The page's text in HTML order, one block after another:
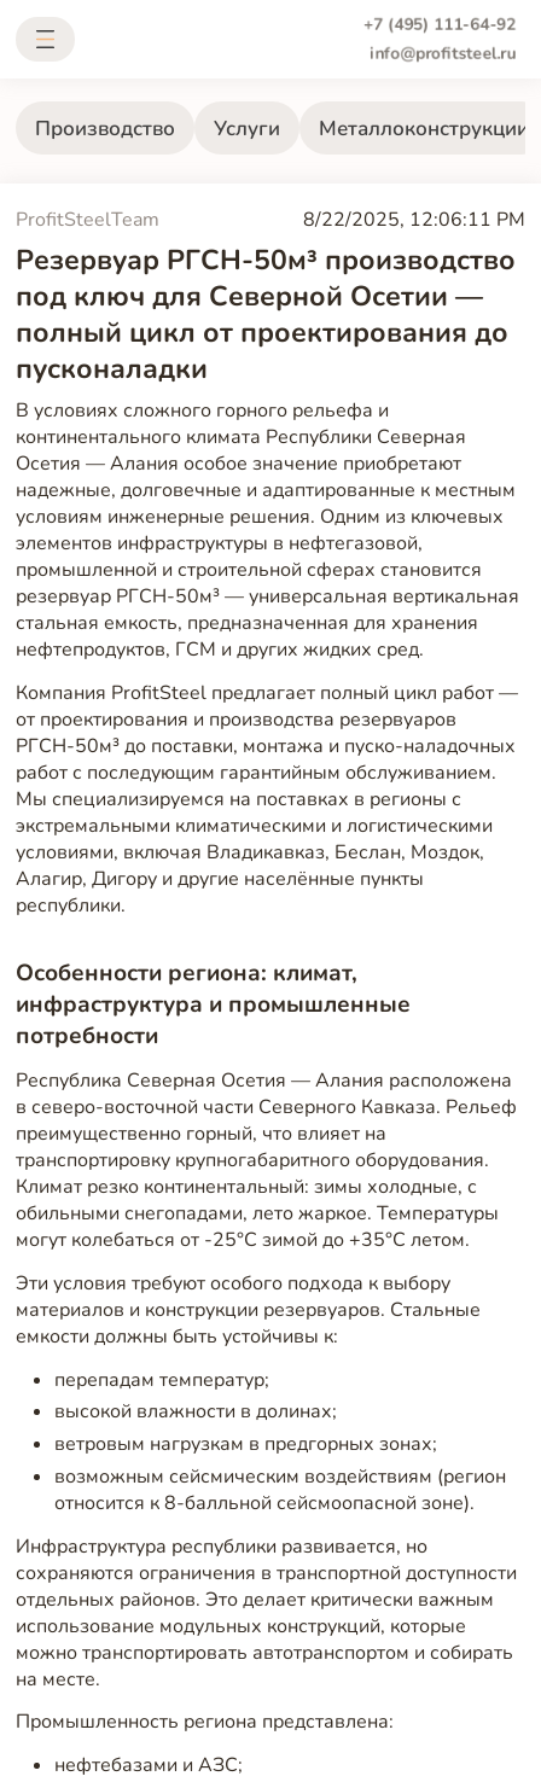
+7 (495) 111-64-92
info@profitsteel.ru
Производство Услуги Металлоконструкции
ProfitSteelTeam 8/22/2025, 12:06:11 PM
Резервуар РГСН-50м³ производство
под ключ для Северной Осетии —
полный цикл от проектирования до
пусконаладки
В условиях сложного горного рельефа и
континентального климата Республики Северная
Осетия — Алания особое значение приобретают
надежные, долговечные и адаптированные к местным
условиям инженерные решения. Одним из ключевых
элементов инфраструктуры в нефтегазовой,
промышленной и строительной сферах становится
резервуар РГСН-50м³ — универсальная вертикальная
стальная емкость, предназначенная для хранения
нефтепродуктов, ГСМ и других жидких сред.
Компания ProfitSteel предлагает полный цикл работ —
от проектирования и производства резервуаров
РГСН-50м³ до поставки, монтажа и пуско-наладочных
работ с последующим гарантийным обслуживанием.
Мы специализируемся на поставках в регионы с
экстремальными климатическими и логистическими
условиями, включая Владикавказ, Беслан, Моздок,
Алагир, Дигору и другие населённые пункты
республики.
Особенности региона: климат,
инфраструктура и промышленные
потребности
Республика Северная Осетия — Алания расположена
в северо-восточной части Северного Кавказа. Рельеф
преимущественно горный, что влияет на
транспортировку крупногабаритного оборудования.
Климат резко континентальный: зимы холодные, с
обильными снегопадами, лето жаркое. Температуры
могут колебаться от -25°C зимой до +35°C летом.
Эти условия требуют особого подхода к выбору
материалов и конструкции резервуаров. Стальные
емкости должны быть устойчивы к:
перепадам температур;
высокой влажности в долинах;
ветровым нагрузкам в предгорных зонах;
возможным сейсмическим воздействиям (регион
относится к 8-балльной сейсмоопасной зоне).
Инфраструктура республики развивается, но
сохраняются ограничения в транспортной доступности
отдельных районов. Это делает критически важным
использование модульных конструкций, которые
можно транспортировать автотранспортом и собирать
на месте.
Промышленность региона представлена:
нефтебазами и АЗС;